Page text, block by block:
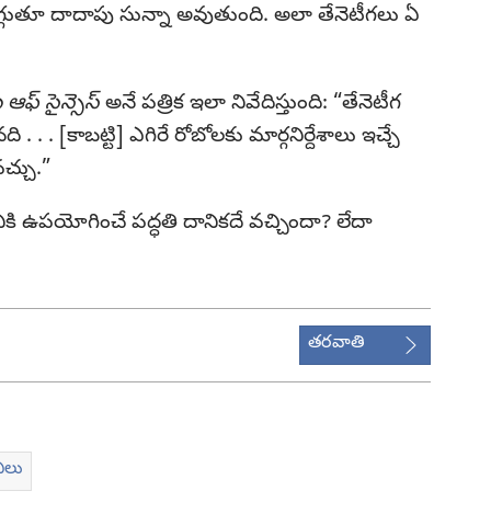
దాదాపు సున్నా అవుతుంది. అలా తేనెటీగలు ఏ
ఆఫ్‌ సైన్సెస్‌అనే పత్రిక ఇలా నివేదిస్తుంది: “తేనెటీగ
. . [కాబట్టి] ఎగిరే రోబోలకు మార్గనిర్దేశాలు ఇచ్చే
ఉపయోగించే పద్ధతి దానికదే వచ్చిందా? లేదా
తరవాతి